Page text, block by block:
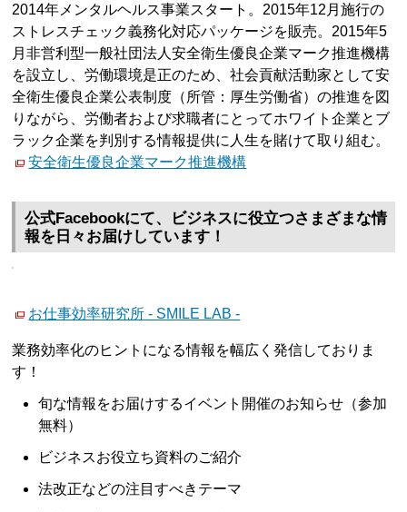
2014年メンタルヘルス事業スタート。2015年12月施行の
ストレスチェック義務化対応パッケージを販売。2015年5
月非営利型一般社団法人安全衛生優良企業マーク推進機構
を設立し、労働環境是正のため、社会貢献活動家として安
全衛生優良企業公表制度（所管：厚生労働省）の推進を図
りながら、労働者および求職者にとってホワイト企業とブ
ラック企業を判別する情報提供に人生を賭けて取り組む。
安全衛生優良企業マーク推進機構
公式Facebookにて、ビジネスに役立つさまざまな情
報を日々お届けしています！
お仕事効率研究所 - SMILE LAB -
業務効率化のヒントになる情報を幅広く発信しておりま
す！
旬な情報をお届けするイベント開催のお知らせ（参加
無料）
ビジネスお役立ち資料のご紹介
法改正などの注目すべきテーマ